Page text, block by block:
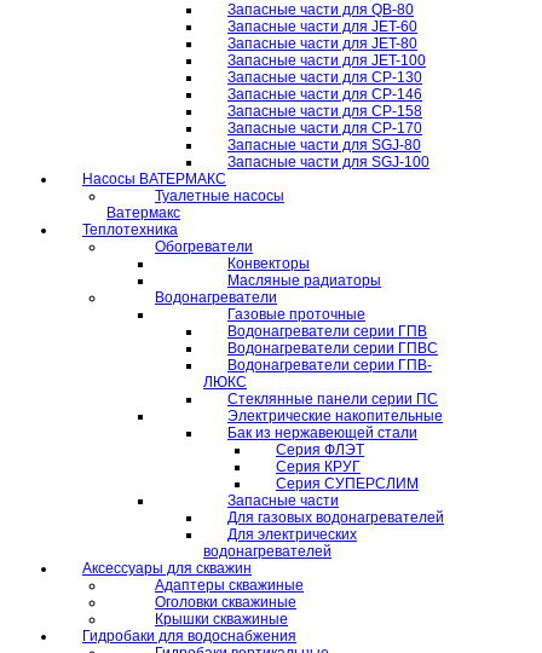
Запасные части для QB-80
Запасные части для JET-60
Запасные части для JET-80
Запасные части для JET-100
Запасные части для CP-130
Запасные части для CP-146
Запасные части для CP-158
Запасные части для CP-170
Запасные части для SGJ-80
Запасные части для SGJ-100
Насосы ВАТЕРМАКС
Туалетные насосы
Ватермакс
Теплотехника
Обогреватели
Конвекторы
Масляные радиаторы
Водонагреватели
Газовые проточные
Водонагреватели серии ГПВ
Водонагреватели серии ГПВС
Водонагреватели серии ГПВ-
ЛЮКС
Стеклянные панели серии ПС
Электрические накопительные
Бак из нержавеющей стали
Серия ФЛЭТ
Серия КРУГ
Серия СУПЕРСЛИМ
Запасные части
Для газовых водонагревателей
Для электрических
водонагревателей
Аксессуары для скважин
Адаптеры скважиные
Оголовки скважиные
Крышки скважиные
Гидробаки для водоснабжения